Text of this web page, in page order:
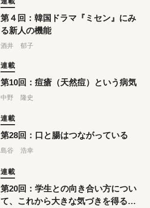
第４回：韓国ドラマ『ミセン』にみ
る新人の機能
酒井 郁子
連載
第10回：痘瘡（天然痘）という病気
中野 隆史
連載
第28回：口と腸はつながっている
島谷 浩幸
連載
第20回：学生との向き合い方につい
て、これから大きな気づきを得るあ